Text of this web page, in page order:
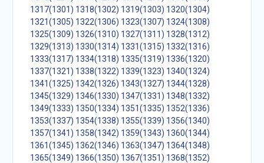
1317(1301) 1318(1302) 1319(1303) 1320(1304)
1321(1305) 1322(1306) 1323(1307) 1324(1308)
1325(1309) 1326(1310) 1327(1311) 1328(1312)
1329(1313) 1330(1314) 1331(1315) 1332(1316)
1333(1317) 1334(1318) 1335(1319) 1336(1320)
1337(1321) 1338(1322) 1339(1323) 1340(1324)
1341(1325) 1342(1326) 1343(1327) 1344(1328)
1345(1329) 1346(1330) 1347(1331) 1348(1332)
1349(1333) 1350(1334) 1351(1335) 1352(1336)
1353(1337) 1354(1338) 1355(1339) 1356(1340)
1357(1341) 1358(1342) 1359(1343) 1360(1344)
1361(1345) 1362(1346) 1363(1347) 1364(1348)
1365(1349) 1366(1350) 1367(1351) 1368(1352)